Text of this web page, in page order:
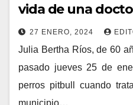
vida de una
27 ENERO, 2024
Julia Bertha Ríos, de 60
pasado jueves 25 de
perros pitbull cuando
municipio…